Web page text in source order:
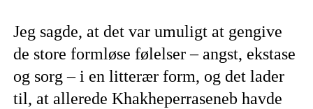
Jeg sagde, at det var umuligt at gengive
de store formløse følelser – angst, ekstase
og sorg – i en litterær form, og det lader
til, at allerede Khakheperraseneb havde